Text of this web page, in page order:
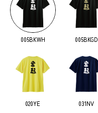
005BKWH 005BKGD
020YE 031NV